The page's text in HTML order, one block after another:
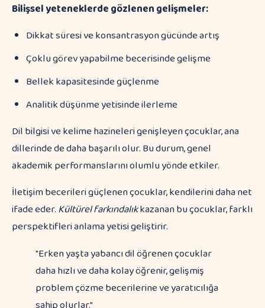
Bilişsel yeteneklerde gözlenen gelişmeler:
Dikkat süresi ve konsantrasyon gücünde artış
Çoklu görev yapabilme becerisinde gelişme
Bellek kapasitesinde güçlenme
Analitik düşünme yetisinde ilerleme
Dil bilgisi ve kelime hazineleri genişleyen çocuklar, ana
dillerinde de daha başarılı olur. Bu durum, genel
akademik performanslarını olumlu yönde etkiler.
İletişim becerileri güçlenen çocuklar, kendilerini daha net
ifade eder.Kültürel farkındalıkkazanan bu çocuklar, farklı
perspektifleri anlama yetisi geliştirir.
"Erken yaşta yabancı dil öğrenen çocuklar
daha hızlı ve daha kolay öğrenir, gelişmiş
problem çözme becerilerine ve yaratıcılığa